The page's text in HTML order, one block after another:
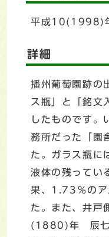
平成10(1998)
詳細
播州葡萄園跡の
ス瓶」と「銘文
したものです。
務所だった「園
た。ガラス瓶に
液体の残ってい
果、1.73％のア
た。また、井戸
(1880)年 辰七